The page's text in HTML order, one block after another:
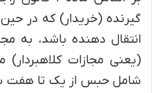
گیرنده (خریدار) که در
انتقال دهنده باشد، به
(یعنی مجازات
شامل حبس از یک تا هفت